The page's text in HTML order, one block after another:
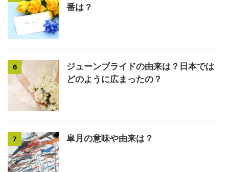
番は？
6
ジューンブライドの由来は？日本では
どのように広まったの？
7 皐月の意味や由来は？